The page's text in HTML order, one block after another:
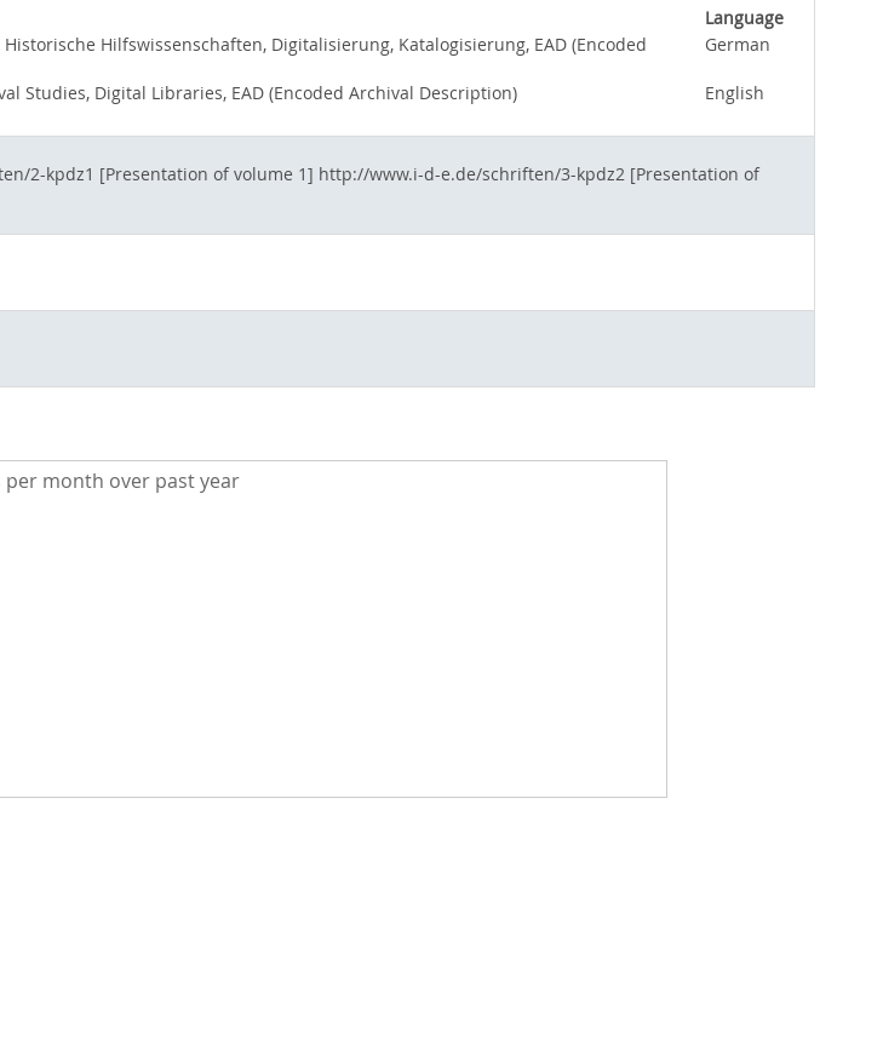
Language
Hilfswissenschaften, Digitalisierung, Katalogisierung, EAD (Encoded
German
Studies, Digital Libraries, EAD (Encoded Archival Description) English
2-kpdz1 [Presentation of volume 1] http://www.i-d-e.de/schriften/3-kpdz2 [Presentation of
per month over past year